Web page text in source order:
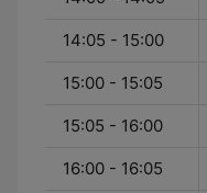
14:05 - 15:00
15:00 - 15:05
15:05 - 16:00
16:00 - 16:05